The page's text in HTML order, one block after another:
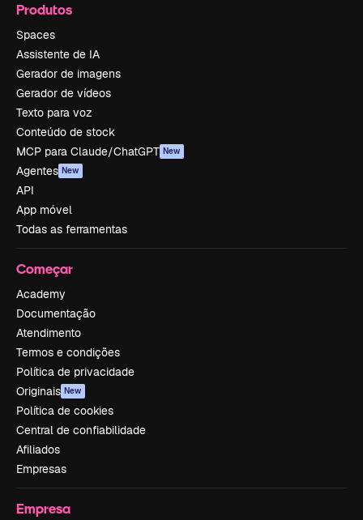
Produtos
Spaces
Assistente de IA
Gerador de imagens
Gerador de vídeos
Texto para voz
Conteúdo de stock
MCP para Claude/ChatGPT New
Agentes New
API
App móvel
Todas as ferramentas
Começar
Academy
Documentação
Atendimento
Termos e condições
Política de privacidade
Originais New
Política de cookies
Central de confiabilidade
Afiliados
Empresas
Empresa